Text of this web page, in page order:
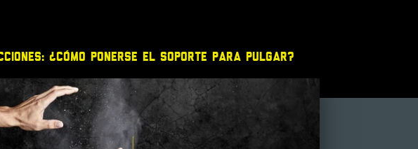
¿Cómo ponerse el Soporte para pulgar?